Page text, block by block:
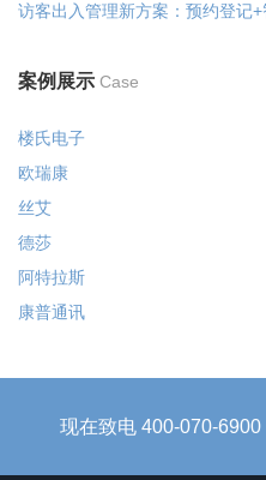
访客出入管理新方案：预约登记+
案例展示 Case
楼氏电子
欧瑞康
丝艾
德莎
阿特拉斯
康普通讯
现在致电 400-070-